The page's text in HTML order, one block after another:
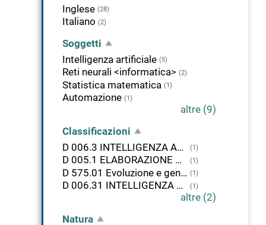
Inglese (28)
Italiano (2)
Soggetti
Intelligenza artificiale (5)
Reti neurali <informatica> (2)
Statistica matematica (1)
Automazione (1)
altre (9)
Classificazioni
D 006.3 INTELLIGENZA ARTIFICIALE
(1)
D 005.1 ELABORAZIONE DEI DATI. PROGRAMMAZIONE (1)
D 575.01 Evoluzione e genetica. Teoria (1)
D 006.31 INTELLIGENZA ARTIFICIALE. APPRENDIMENTO DA PARTE DELLA MACCHINA (1)
altre (2)
Natura